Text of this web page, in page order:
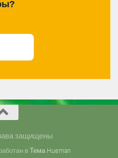
защищены.
вТема Hueman